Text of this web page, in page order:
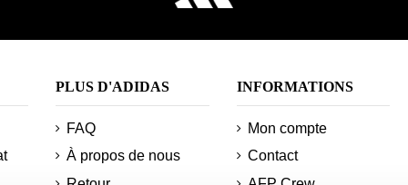
PLUS D'ADIDAS
FAQ
À propos de nous
INFORMATIONS
Mon compte
Contact